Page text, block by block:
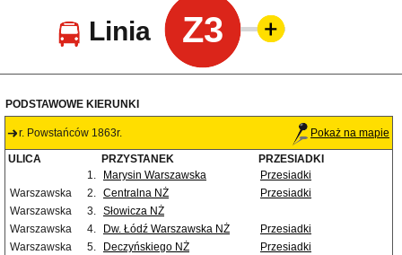
Linia Z3
PODSTAWOWE KIERUNKI
r. Powstańców 1863r. Pokaż na mapie
ULICA PRZYSTANEK
PRZESIADKI
1.
Marysin Warszawska
Przesiadki
Warszawska
2. Centralna NŻ
Przesiadki
Warszawska
3. Słowicza NŻ
Warszawska
4. Dw. Łódź Warszawska NŻ
Przesiadki
Warszawska
5. Deczyńskiego NŻ
Przesiadki